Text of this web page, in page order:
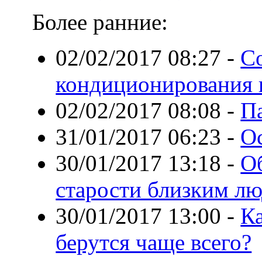
Более ранние:
02/02/2017 08:27 -
02/02/2017 08:08 -
31/01/2017 06:23 -
30/01/2017 13:18 -
старости близким
30/01/2017 13:00 -
берутся чаще всего?